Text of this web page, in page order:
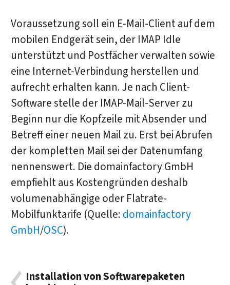
Voraussetzung soll ein E-Mail-Client auf dem
mobilen Endgerät sein, der IMAP Idle
unterstützt und Postfächer verwalten sowie
eine Internet-Verbindung herstellen und
aufrecht erhalten kann. Je nach Client-
Software stelle der IMAP-Mail-Server zu
Beginn nur die Kopfzeile mit Absender und
Betreff einer neuen Mail zu. Erst bei Abrufen
der kompletten Mail sei der Datenumfang
nennenswert. Die domainfactory GmbH
empfiehlt aus Kostengründen deshalb
volumenabhängige oder Flatrate-
Mobilfunktarife (Quelle: domainfactory
GmbH/OSC).
Installation von Softwarepaketen